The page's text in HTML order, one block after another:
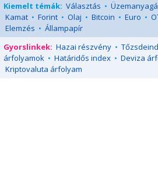
Kiemelt témák: Választás •
Kamat • Forint • Olaj • Bitcoin • Euro •
Elemzés • Állampapír
Gyorslinkek: Hazai részvény •
árfolyamok • Határidős index • Deviza
Kriptovaluta árfolyam